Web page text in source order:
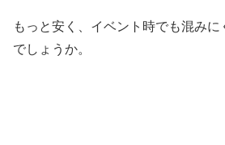
もっと安く、イベント時でも混み
でしょうか。